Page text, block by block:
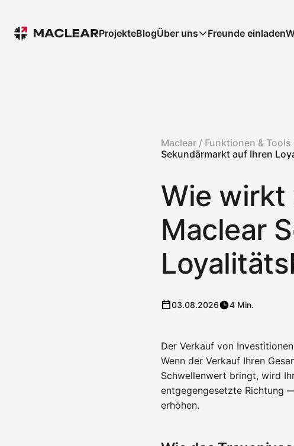
ProjekteBlogÜber uns Freunde einladen
Maclear / Funktionen & Tools
Sekundärmarkt auf Ihren
Wie wirkt
Maclear
03.08.2026 4 Min.
Der Verkauf von
Wenn der Verkauf Ihren
Schwellenwert bringt, wird
entgegengesetzte Richtung
erhöhen.